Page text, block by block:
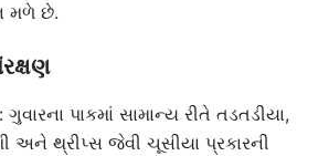
મળે છે.
: ગુવારના પાકમાં સામાન્ય રીતે તડતડીયા,
અને થ્રીપ્સ જેવી ચૂસીયા પ્રકારની